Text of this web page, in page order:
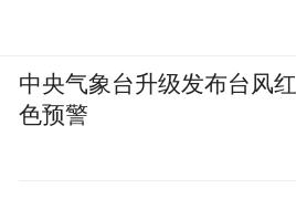
中央气象台升级发布台风红
色预警